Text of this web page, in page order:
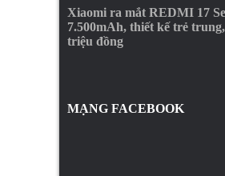
Xiaomi ra mắt REDMI 17
7.500mAh, thiết kế trẻ
triệu đồng
MẠNG FACEBOOK